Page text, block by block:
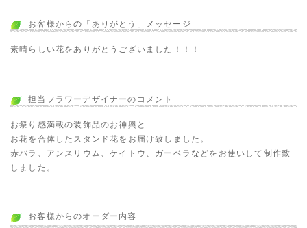
お客様からの「ありがとう」メッセージ
素晴らしい花をありがとうございました！！！
担当フラワーデザイナーのコメント
お祭り感満載の装飾品のお神輿と
お花を合体したスタンド花をお届け致しました。
赤バラ、アンスリウム、ケイトウ、ガーベラなどをお使いして制作致
しました。
お客様からのオーダー内容